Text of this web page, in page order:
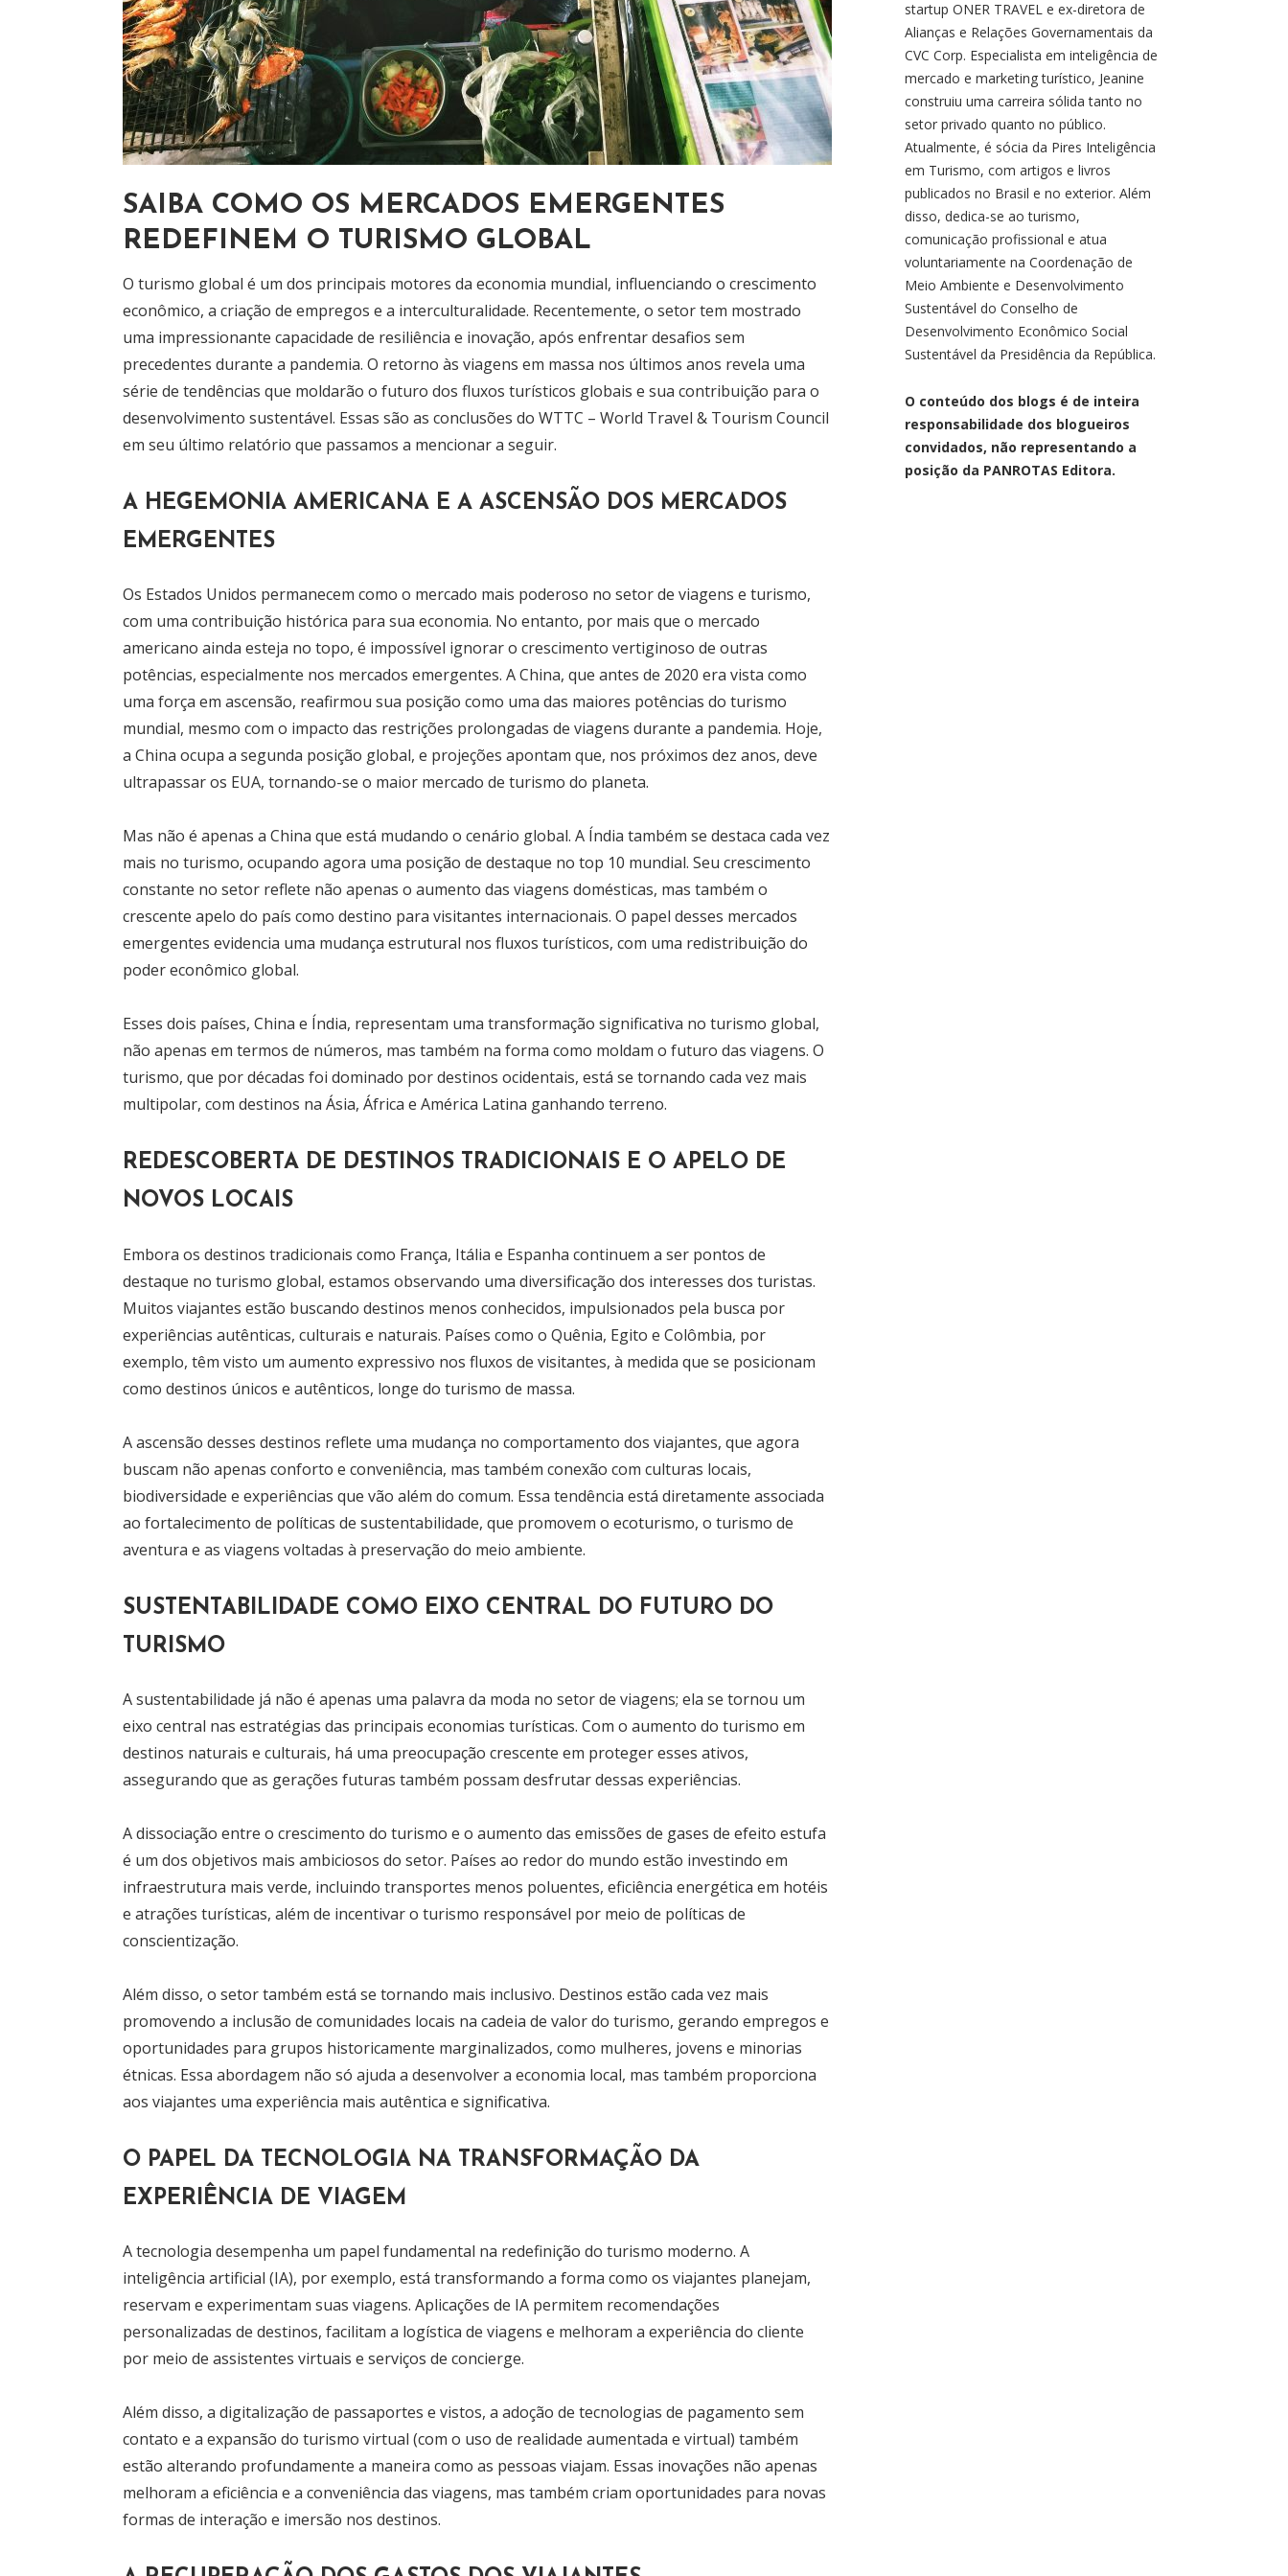
SAIBA COMO OS MERCADOS EMERGENTES
REDEFINEM O TURISMO GLOBAL
O turismo global é um dos principais motores da economia mundial, influenciando o crescimento
econômico, a criação de empregos e a interculturalidade. Recentemente, o setor tem mostrado
uma impressionante capacidade de resiliência e inovação, após enfrentar desafios sem
precedentes durante a pandemia. O retorno às viagens em massa nos últimos anos revela uma
série de tendências que moldarão o futuro dos fluxos turísticos globais e sua contribuição para o
desenvolvimento sustentável. Essas são as conclusões do WTTC – World Travel & Tourism Council
em seu último relatório que passamos a mencionar a seguir.
A HEGEMONIA AMERICANA E A ASCENSÃO DOS MERCADOS
EMERGENTES
Os Estados Unidos permanecem como o mercado mais poderoso no setor de viagens e turismo,
com uma contribuição histórica para sua economia. No entanto, por mais que o mercado
americano ainda esteja no topo, é impossível ignorar o crescimento vertiginoso de outras
potências, especialmente nos mercados emergentes. A China, que antes de 2020 era vista como
uma força em ascensão, reafirmou sua posição como uma das maiores potências do turismo
mundial, mesmo com o impacto das restrições prolongadas de viagens durante a pandemia. Hoje,
a China ocupa a segunda posição global, e projeções apontam que, nos próximos dez anos, deve
ultrapassar os EUA, tornando-se o maior mercado de turismo do planeta.
Mas não é apenas a China que está mudando o cenário global. A Índia também se destaca cada vez
mais no turismo, ocupando agora uma posição de destaque no top 10 mundial. Seu crescimento
constante no setor reflete não apenas o aumento das viagens domésticas, mas também o
crescente apelo do país como destino para visitantes internacionais. O papel desses mercados
emergentes evidencia uma mudança estrutural nos fluxos turísticos, com uma redistribuição do
poder econômico global.
Esses dois países, China e Índia, representam uma transformação significativa no turismo global,
não apenas em termos de números, mas também na forma como moldam o futuro das viagens. O
turismo, que por décadas foi dominado por destinos ocidentais, está se tornando cada vez mais
multipolar, com destinos na Ásia, África e América Latina ganhando terreno.
REDESCOBERTA DE DESTINOS TRADICIONAIS E O APELO DE
NOVOS LOCAIS
Embora os destinos tradicionais como França, Itália e Espanha continuem a ser pontos de
destaque no turismo global, estamos observando uma diversificação dos interesses dos turistas.
Muitos viajantes estão buscando destinos menos conhecidos, impulsionados pela busca por
experiências autênticas, culturais e naturais. Países como o Quênia, Egito e Colômbia, por
exemplo, têm visto um aumento expressivo nos fluxos de visitantes, à medida que se posicionam
como destinos únicos e autênticos, longe do turismo de massa.
A ascensão desses destinos reflete uma mudança no comportamento dos viajantes, que agora
buscam não apenas conforto e conveniência, mas também conexão com culturas locais,
biodiversidade e experiências que vão além do comum. Essa tendência está diretamente associada
ao fortalecimento de políticas de sustentabilidade, que promovem o ecoturismo, o turismo de
aventura e as viagens voltadas à preservação do meio ambiente.
SUSTENTABILIDADE COMO EIXO CENTRAL DO FUTURO DO
TURISMO
A sustentabilidade já não é apenas uma palavra da moda no setor de viagens; ela se tornou um
eixo central nas estratégias das principais economias turísticas. Com o aumento do turismo em
destinos naturais e culturais, há uma preocupação crescente em proteger esses ativos,
assegurando que as gerações futuras também possam desfrutar dessas experiências.
A dissociação entre o crescimento do turismo e o aumento das emissões de gases de efeito estufa
é um dos objetivos mais ambiciosos do setor. Países ao redor do mundo estão investindo em
infraestrutura mais verde, incluindo transportes menos poluentes, eficiência energética em hotéis
e atrações turísticas, além de incentivar o turismo responsável por meio de políticas de
conscientização.
Além disso, o setor também está se tornando mais inclusivo. Destinos estão cada vez mais
promovendo a inclusão de comunidades locais na cadeia de valor do turismo, gerando empregos e
oportunidades para grupos historicamente marginalizados, como mulheres, jovens e minorias
étnicas. Essa abordagem não só ajuda a desenvolver a economia local, mas também proporciona
aos viajantes uma experiência mais autêntica e significativa.
O PAPEL DA TECNOLOGIA NA TRANSFORMAÇÃO DA
EXPERIÊNCIA DE VIAGEM
A tecnologia desempenha um papel fundamental na redefinição do turismo moderno. A
inteligência artificial (IA), por exemplo, está transformando a forma como os viajantes planejam,
reservam e experimentam suas viagens. Aplicações de IA permitem recomendações
personalizadas de destinos, facilitam a logística de viagens e melhoram a experiência do cliente
por meio de assistentes virtuais e serviços de concierge.
Além disso, a digitalização de passaportes e vistos, a adoção de tecnologias de pagamento sem
contato e a expansão do turismo virtual (com o uso de realidade aumentada e virtual) também
estão alterando profundamente a maneira como as pessoas viajam. Essas inovações não apenas
melhoram a eficiência e a conveniência das viagens, mas também criam oportunidades para novas
formas de interação e imersão nos destinos.
startup ONER TRAVEL e ex-diretora de
Alianças e Relações Governamentais da
CVC Corp. Especialista em inteligência de
mercado e marketing turístico, Jeanine
construiu uma carreira sólida tanto no
setor privado quanto no público.
Atualmente, é sócia da Pires Inteligência
em Turismo, com artigos e livros
publicados no Brasil e no exterior. Além
disso, dedica-se ao turismo,
comunicação profissional e atua
voluntariamente na Coordenação de
Meio Ambiente e Desenvolvimento
Sustentável do Conselho de
Desenvolvimento Econômico Social
Sustentável da Presidência da República.
O conteúdo dos blogs é de inteira
responsabilidade dos blogueiros
convidados, não representando a
posição da PANROTAS Editora.